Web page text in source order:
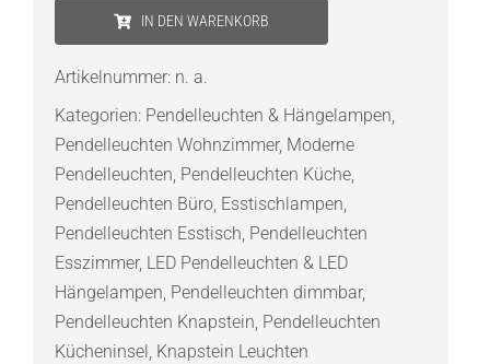
zweiflammig
Menge
IN DEN WARENKORB
Artikelnummer: n. a.
Kategorien: Pendelleuchten & Hängelampen,
Pendelleuchten Wohnzimmer, Moderne
Pendelleuchten, Pendelleuchten Küche,
Pendelleuchten Büro, Esstischlampen,
Pendelleuchten Esstisch, Pendelleuchten
Esszimmer, LED Pendelleuchten & LED
Hängelampen, Pendelleuchten dimmbar,
Pendelleuchten Knapstein, Pendelleuchten
Kücheninsel, Knapstein Leuchten